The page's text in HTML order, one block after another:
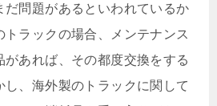
だ問題があるといわれているか
トラックの場合、メンテナンス
があれば、その都度交換をする
し、海外製のトラックに関して